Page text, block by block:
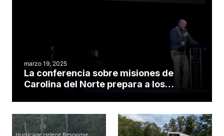
marzo 19, 2025
La conferencia sobre misiones de
Carolina del Norte prepara a los